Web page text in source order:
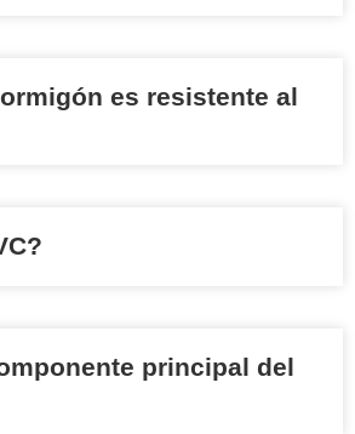
es resistente al
principal del